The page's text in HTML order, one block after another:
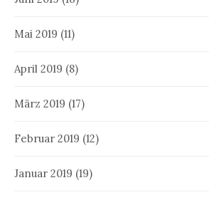
Mai 2019 (11)
April 2019 (8)
März 2019 (17)
Februar 2019 (12)
Januar 2019 (19)